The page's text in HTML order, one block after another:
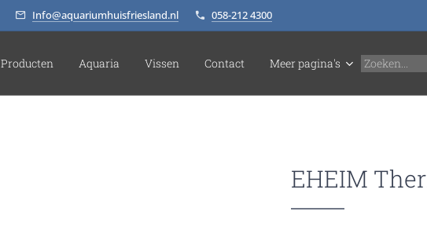
Info@aquariumhuisfriesland.nl 058-212 4300
Producten Aquaria Vissen Contact Meer pagina's
EHEIM